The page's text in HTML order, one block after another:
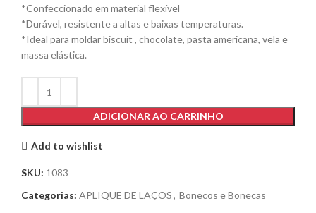
*Confeccionado em material flexível
*Durável, resistente a altas e baixas temperaturas.
*Ideal para moldar biscuit , chocolate, pasta americana, vela e
massa elástica.
ADICIONAR AO CARRINHO
Add to wishlist
SKU: 1083
Categorias: APLIQUE DE LAÇOS, Bonecos e Bonecas